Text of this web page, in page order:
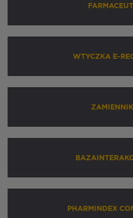
WTYCZKA E-
ZAMIENNIKI
PHARMINDEX